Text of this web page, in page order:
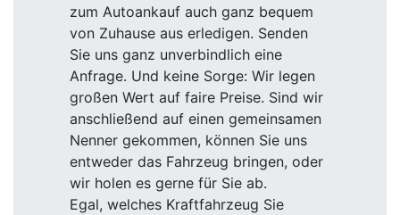
zum Autoankauf auch ganz bequem
von Zuhause aus erledigen. Senden
Sie uns ganz unverbindlich eine
Anfrage. Und keine Sorge: Wir legen
großen Wert auf faire Preise. Sind wir
anschließend auf einen gemeinsamen
Nenner gekommen, können Sie uns
entweder das Fahrzeug bringen, oder
wir holen es gerne für Sie ab.
Egal, welches Kraftfahrzeug Sie